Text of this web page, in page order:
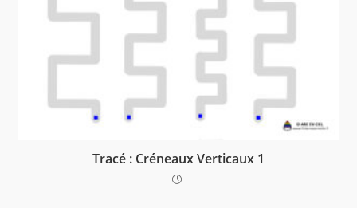
Tracé : Créneaux Verticaux 1